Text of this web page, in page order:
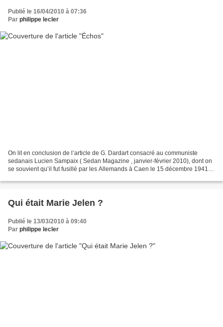
Publié le 16/04/2010 à 07:36
Par philippe lecler
On lit en conclusion de l’article de G. Dardart consacré au communiste
sedanais Lucien Sampaix ( Sedan Magazine , janvier-février 2010), dont on
se souvient qu’il fut fusillé par les Allemands à Caen le 15 décembre 1941 :
Qui était Marie Jelen ?
Publié le 13/03/2010 à 09:40
Par philippe lecler